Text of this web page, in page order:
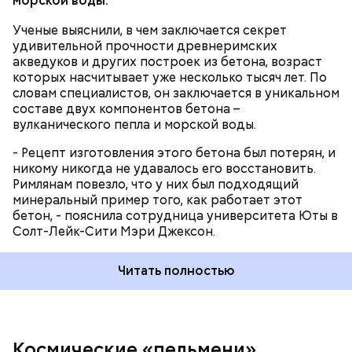
Ученые выяснили, в чем заключается секрет
удивительной прочности древнеримских
акведуков и других построек из бетона, возраст
которых насчитывает уже несколько тысяч лет. По
словам специалистов, он заключается в уникальном
составе двух компонентов бетона –
вулканического пепла и морской воды.
- Рецепт изготовления этого бетона был потерян, и
никому никогда не удавалось его восстановить.
Римлянам повезло, что у них был подходящий
минеральный пример того, как работает этот
бетон, - пояснила сотрудница университета Юты в
Солт-Лейк-Сити Мэри Джексон.
современного бетона. Основное его отличие
заключается в том, что он гораздо прочнее и не
разваливается спустя несколько десятков лет. Со
временем данный «цемент» становится только
крепче.
Читать полностью
NASA опровергло данные о марсианской колонии
детей-рабов